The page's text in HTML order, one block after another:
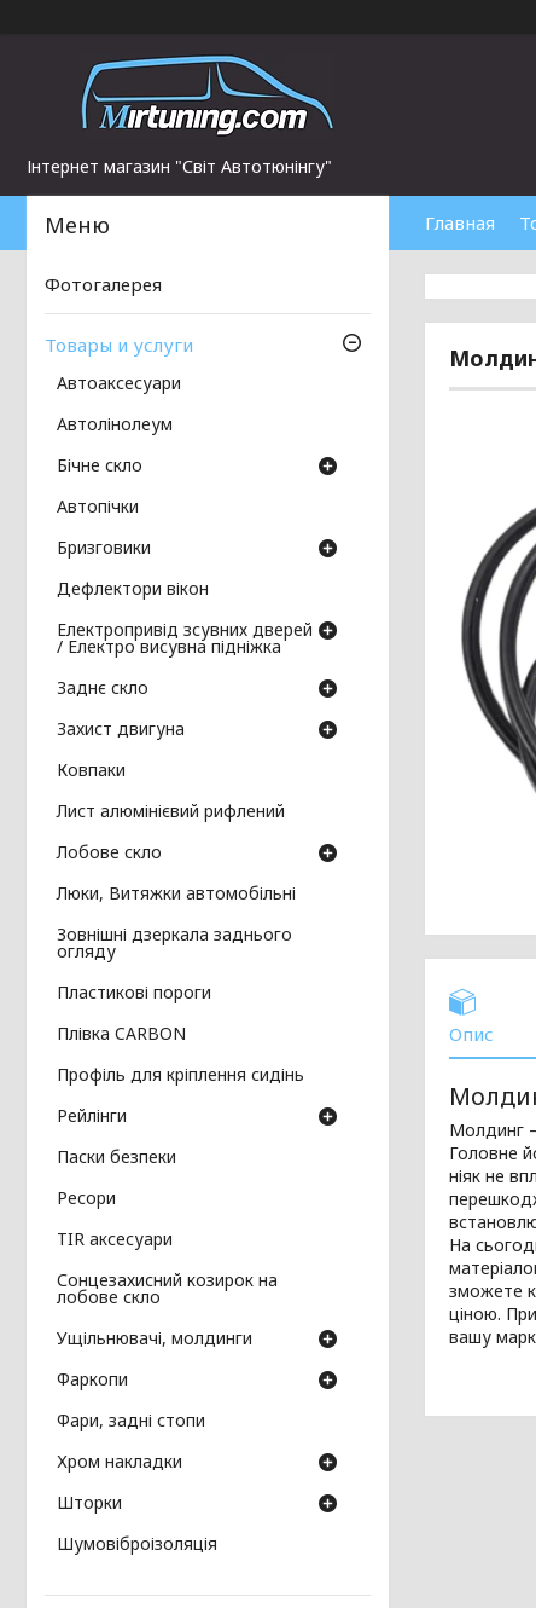
Інтернет магазин "Світ Автотюнінгу"
Главная
Опис
Молдинг
Головне
ніяк не
На
зможете
ціною.
вашу
Фотогалерея
Товары и услуги
Автоаксесуари
Автолінолеум
Бічне скло
Автопічки
Бризговики
Дефлектори вікон
Електропривід зсувних дверей
/ Електро висувна підніжка
Заднє скло
Захист двигуна
Ковпаки
Лист алюмінієвий рифлений
Лобове скло
Люки, Витяжки автомобільні
Зовнішні дзеркала заднього
огляду
Пластикові пороги
Плівка CARBON
Профіль для кріплення сидінь
Рейлінги
Паски безпеки
Ресори
TIR аксесуари
Сонцезахисний козирок на
лобове скло
Ущільнювачі, молдинги
Фаркопи
Фари, задні стопи
Хром накладки
Шторки
Шумовіброізоляція